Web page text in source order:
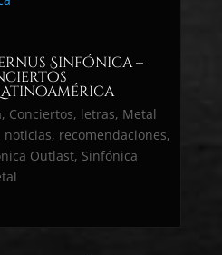
Sinfónica –
, Conciertos, letras, Metal
noticias, recomendaciones,
Outlast, Sinfónica